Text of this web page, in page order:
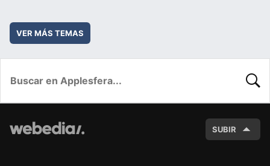
VER MÁS TEMAS
SUBIR